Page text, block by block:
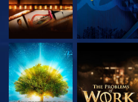
SERIE
ENTDECKEN
SERIE
ENTDECKEN